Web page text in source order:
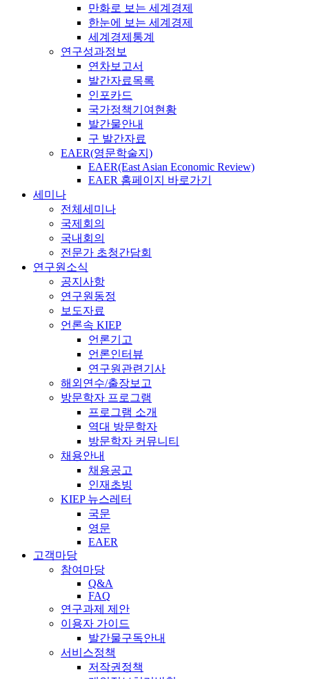
만화로 보는 세계경제
한눈에 보는 세계경제
세계경제통계
연구성과정보
연차보고서
발간자료목록
인포카드
국가정책기여현황
발간물안내
구 발간자료
EAER(영문학술지)
EAER(East Asian Economic Review)
EAER 홈페이지 바로가기
세미나
전체세미나
국제회의
국내회의
전문가 초청간담회
연구원소식
공지사항
연구원동정
보도자료
언론속 KIEP
언론기고
언론인터뷰
연구원관련기사
해외연수/출장보고
방문학자 프로그램
프로그램 소개
역대 방문학자
방문학자 커뮤니티
채용안내
채용공고
인재초빙
KIEP 뉴스레터
국문
영문
EAER
고객마당
참여마당
Q&A
FAQ
연구과제 제안
이용자 가이드
발간물구독안내
서비스정책
저작권정책